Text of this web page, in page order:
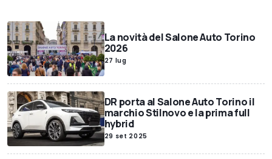
La novità del Salone Auto Torino
2026
27 lug
DR porta al Salone Auto Torino il
marchio Stilnovo e la prima full
hybrid
29 set 2025